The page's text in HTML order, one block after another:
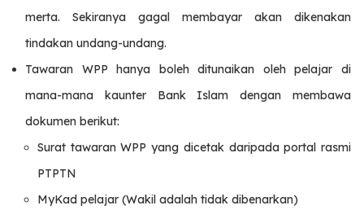
merta. Sekiranya gagal membayar akan dikenakan
tindakan undang-undang.
Tawaran WPP hanya boleh ditunaikan oleh pelajar di
mana-mana kaunter Bank Islam dengan membawa
dokumen berikut:
Surat tawaran WPP yang dicetak daripada portal rasmi
PTPTN
MyKad pelajar (Wakil adalah tidak dibenarkan)